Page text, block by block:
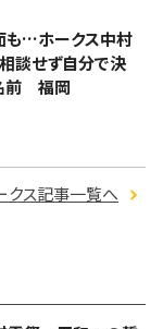
も…ホークス中村
談せず自分で決
前 福岡
クス記事一覧へ